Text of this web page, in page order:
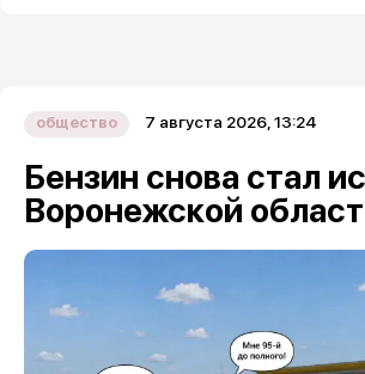
общество 7 августа 2026, 13:24
Бензин снова стал
Воронежской